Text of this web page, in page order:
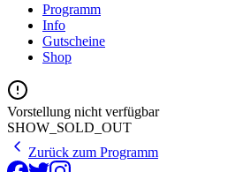
Programm
Info
Gutscheine
Shop
Vorstellung nicht verfügbar
SHOW_SOLD_OUT
Zurück zum Programm